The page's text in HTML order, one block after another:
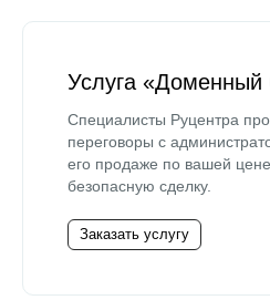
Услуга «Доменный
Специалисты Руцентра
переговоры с
его продаже по вашей
безопасную сделку.
Заказать услугу